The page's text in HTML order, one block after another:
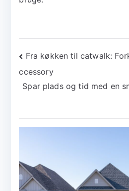
Fra køkken til catwalk:
ccessory
Spar plads og tid med en